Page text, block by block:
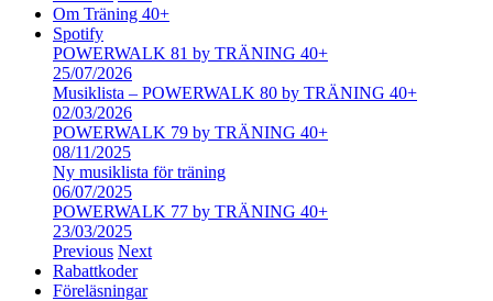
Om Träning 40+
Spotify
POWERWALK 81 by TRÄNING 40+
25/07/2026
Musiklista – POWERWALK 80 by TRÄNING 40+
02/03/2026
POWERWALK 79 by TRÄNING 40+
08/11/2025
Ny musiklista för träning
06/07/2025
POWERWALK 77 by TRÄNING 40+
23/03/2025
Previous Next
Rabattkoder
Föreläsningar